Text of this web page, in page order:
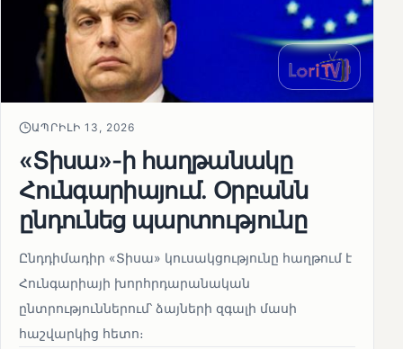
ԱՊՐԻԼԻ 13, 2026
«Տիսա»-ի հաղթանակը
Հունգարիայում․ Օրբանն
ընդունեց պարտությունը
Ընդդիմադիր «Տիսա» կուսակցությունը հաղթում է
Հունգարիայի խորհրդարանական
ընտրություններում՝ ձայների զգալի մասի
հաշվարկից հետո։